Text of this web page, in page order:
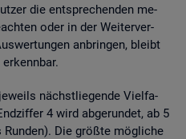
die ent­spre­chen­den me­
oder in der Wei­ter­ver­
an­brin­gen, bleibt
nächst­lie­gen­de Viel­fa­
4 wird ab­ge­run­det, ab 5
Die grö­ß­te mög­li­che